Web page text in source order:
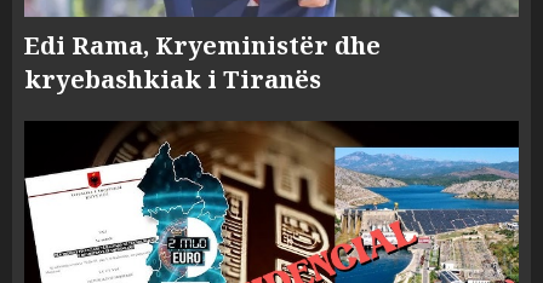
Edi Rama, Kryeministër dhe
kryebashkiak i Tiranës